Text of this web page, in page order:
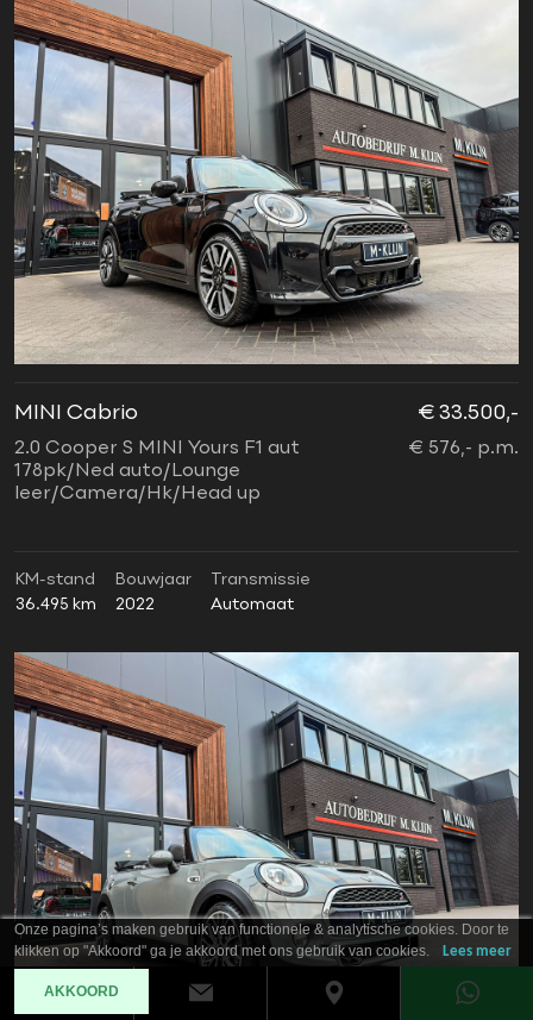
MINI Cabrio
2.0 Cooper S MINI Yours F1 aut
178pk/Ned auto/Lounge
leer/Camera/Hk/Head up
€ 33.500,-
€ 576,- p.m.
KM-stand
36.495 km
Bouwjaar
2022
Transmissie
Automaat
Onze pagina’s maken gebruik van functionele & analytische cookies. Door te
klikken op "Akkoord" ga je akkoord met ons gebruik van cookies.
Lees meer
AKKOORD